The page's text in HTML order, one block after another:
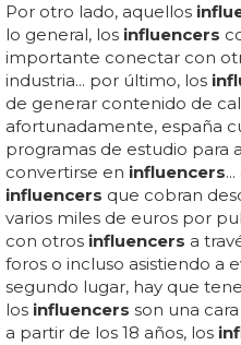
Por otro lado, aquellos
lo general, los influencers
importante conectar con
industria... por último, los
de generar contenido de
afortunadamente, españa
programas de estudio para
convertirse en influencers
influencers que cobran
varios miles de euros por
con otros influencers a
foros o incluso asistiendo a
segundo lugar, hay que
los influencers son una
a partir de los 18 años, los